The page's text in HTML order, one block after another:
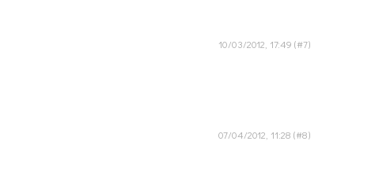
10/03/2012, 17:49
07/04/2012, 11:28